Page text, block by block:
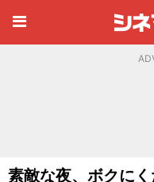
素敵な夜、ボクに